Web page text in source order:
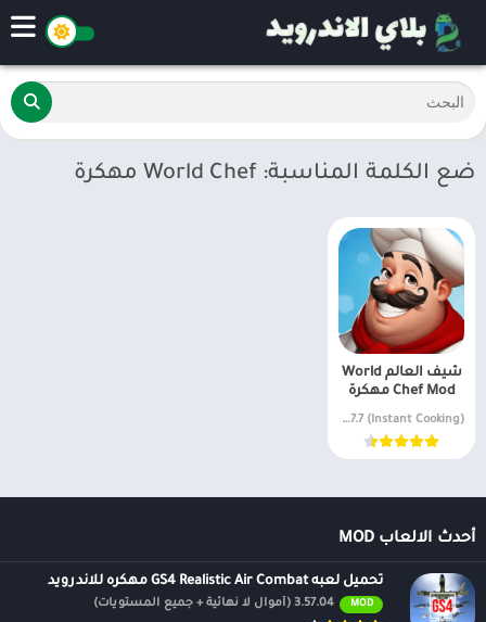
ضع الكلمة المناسبة: World Chef مهكرة
شيف العالم World
Chef Mod مهكرة
(Instant Cooking) v2.7.7
أحدث الالعاب MOD
تحميل لعبه GS4 Realistic Air Combat مهكره للاندرويد
MOD 3.57.04 (أموال لا نهائية + جميع المستويات)